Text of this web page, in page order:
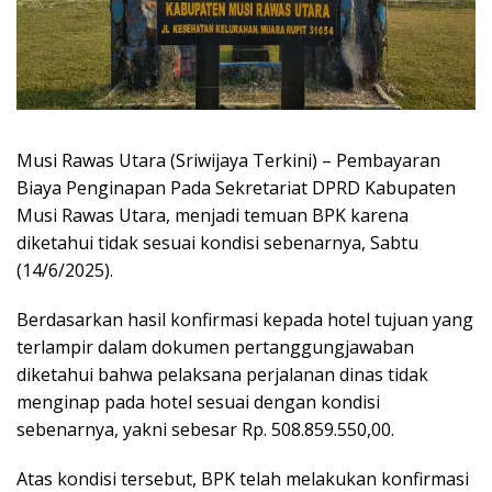
Musi Rawas Utara (Sriwijaya Terkini) – Pembayaran
Biaya Penginapan Pada Sekretariat DPRD Kabupaten
Musi Rawas Utara, menjadi temuan BPK karena
diketahui tidak sesuai kondisi sebenarnya, Sabtu
(14/6/2025).
Berdasarkan hasil konfirmasi kepada hotel tujuan yang
terlampir dalam dokumen pertanggungjawaban
diketahui bahwa pelaksana perjalanan dinas tidak
menginap pada hotel sesuai dengan kondisi
sebenarnya, yakni sebesar Rp. 508.859.550,00.
Atas kondisi tersebut, BPK telah melakukan konfirmasi